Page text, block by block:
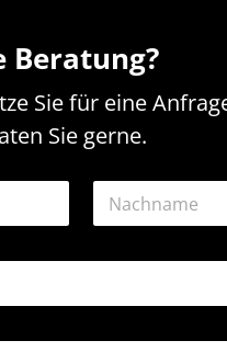
Beratung?
Sie für eine
Sie gerne.